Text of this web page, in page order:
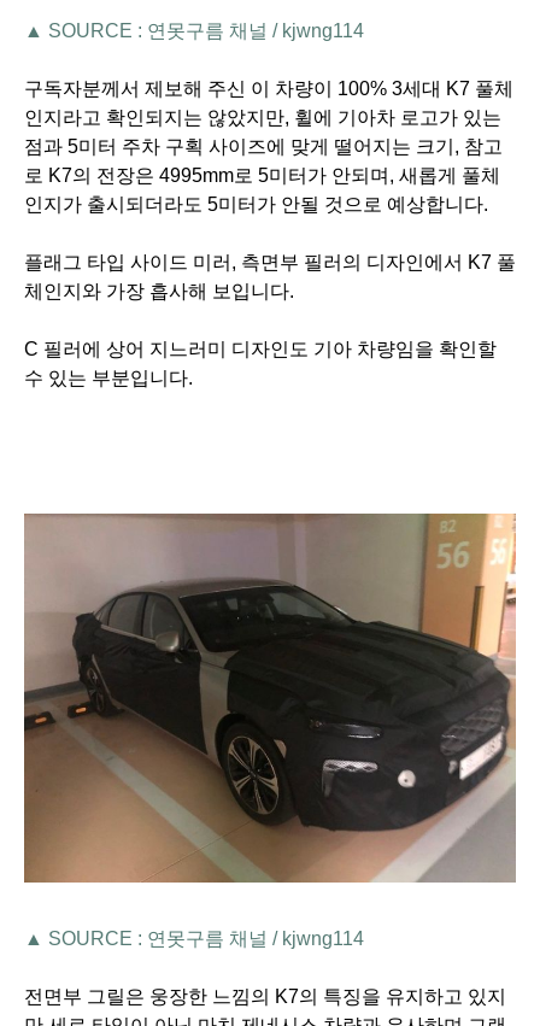
▲ SOURCE : 연못구름 채널 / kjwng114
구독자분께서 제보해 주신 이 차량이 100% 3세대 K7 풀체
인지라고 확인되지는 않았지만, 휠에 기아차 로고가 있는
점과 5미터 주차 구획 사이즈에 맞게 떨어지는 크기, 참고
로 K7의 전장은 4995mm로 5미터가 안되며, 새롭게 풀체
인지가 출시되더라도 5미터가 안될 것으로 예상합니다.
플래그 타입 사이드 미러, 측면부 필러의 디자인에서 K7 풀
체인지와 가장 흡사해 보입니다.
C 필러에 상어 지느러미 디자인도 기아 차량임을 확인할
수 있는 부분입니다.
▲ SOURCE : 연못구름 채널 / kjwng114
전면부 그릴은 웅장한 느낌의 K7의 특징을 유지하고 있지